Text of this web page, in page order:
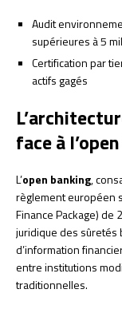
Audit
supérieures à 5
Certification par
actifs gagés
face à
L’open banking,
règlement européen
Finance Package) de
juridique des sûretés
d’information
entre institutions
traditionnelles.